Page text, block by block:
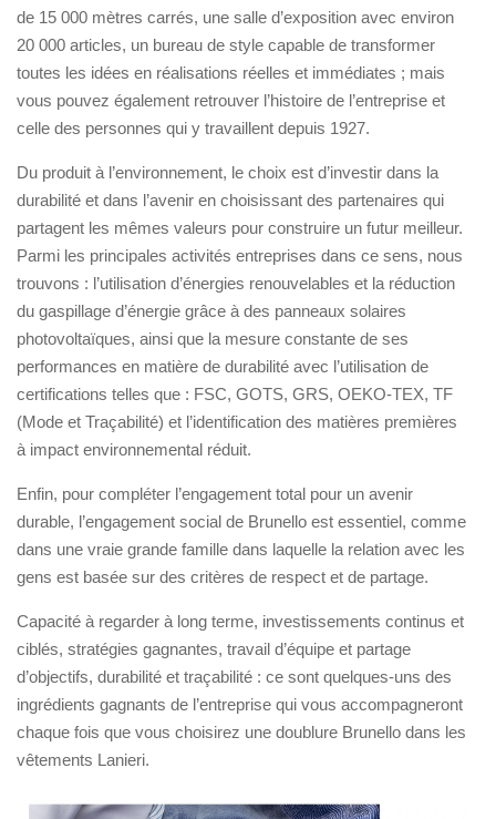
de 15 000 mètres carrés, une salle d’exposition avec environ
20 000 articles, un bureau de style capable de transformer
toutes les idées en réalisations réelles et immédiates ; mais
vous pouvez également retrouver l’histoire de l’entreprise et
celle des personnes qui y travaillent depuis 1927.
Du produit à l’environnement, le choix est d’investir dans la
durabilité et dans l’avenir en choisissant des partenaires qui
partagent les mêmes valeurs pour construire un futur meilleur.
Parmi les principales activités entreprises dans ce sens, nous
trouvons : l’utilisation d’énergies renouvelables et la réduction
du gaspillage d’énergie grâce à des panneaux solaires
photovoltaïques, ainsi que la mesure constante de ses
performances en matière de durabilité avec l’utilisation de
certifications telles que : FSC, GOTS, GRS, OEKO-TEX, TF
(Mode et Traçabilité) et l’identification des matières premières
à impact environnemental réduit.
Enfin, pour compléter l’engagement total pour un avenir
durable, l’engagement social de Brunello est essentiel, comme
dans une vraie grande famille dans laquelle la relation avec les
gens est basée sur des critères de respect et de partage.
Capacité à regarder à long terme, investissements continus et
ciblés, stratégies gagnantes, travail d’équipe et partage
d’objectifs, durabilité et traçabilité : ce sont quelques-uns des
ingrédients gagnants de l’entreprise qui vous accompagneront
chaque fois que vous choisirez une doublure Brunello dans les
vêtements Lanieri.